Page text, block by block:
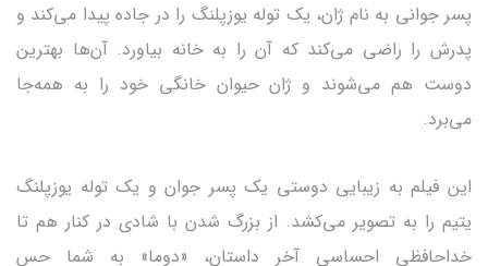
پسر جوانی به نام ژان، یک توله یوزپلنگ را در جاده پیدا می‌کند و
پدرش را راضی می‌کند که آن را به خانه بیاورد. آن‌ها بهترین
دوست‌ هم می‌شوند و ژان حیوان خانگی خود را به همه‌جا
می‌برد.
این فیلم به زیبایی دوستی یک پسر جوان و یک توله یوزپلنگ
یتیم را به تصویر می‌کشد. از بزرگ شدن با شادی در کنار هم تا
خداحافظی احساسی آخر داستان، «دوما» به شما حس